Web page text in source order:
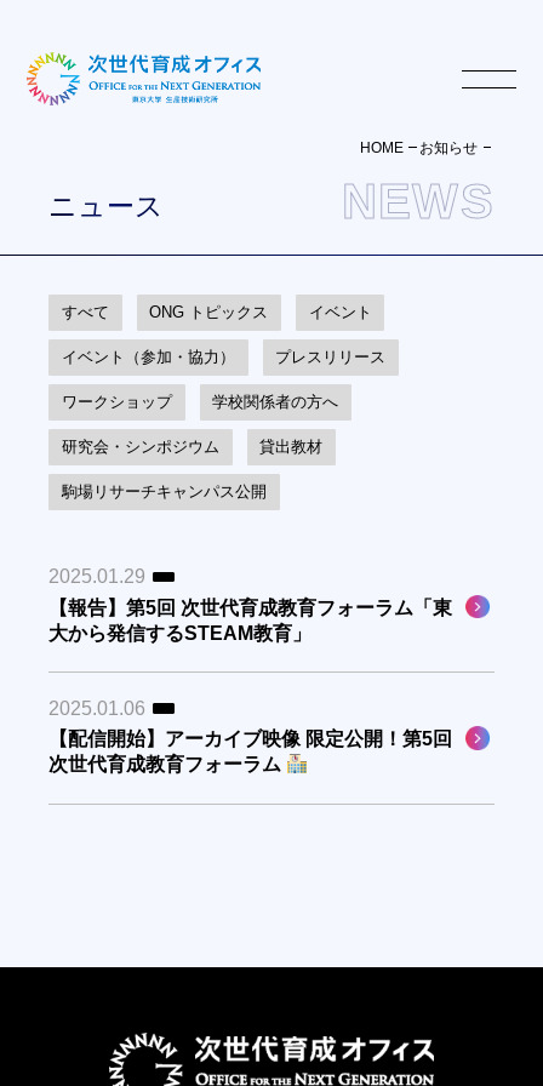
ONGについて
活動報告書・印刷発行物
メンバー
学校・教育関係者の方
探究学習デザインメソッド
HOME お知らせ
NEWS
ニュース
すべて ONG トピックス イベント
イベント（参加・協力） プレスリリース
ワークショップ 学校関係者の方へ
研究会・シンポジウム 貸出教材
駒場リサーチキャンパス公開
2025.01.29
【報告】第5回 次世代育成教育フォーラム「東
大から発信するSTEAM教育」
2025.01.06
【配信開始】アーカイブ映像 限定公開！第5回
次世代育成教育フォーラム